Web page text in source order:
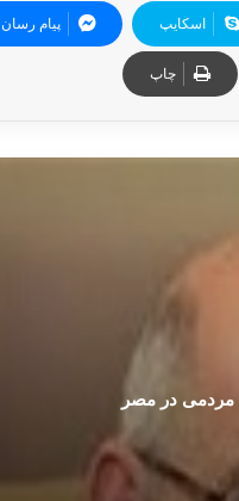
اسکایپ پیام رسان
چاپ
مردمی در مصر